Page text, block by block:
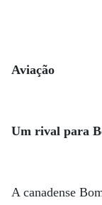
Aviação
Um rival para
A canadense